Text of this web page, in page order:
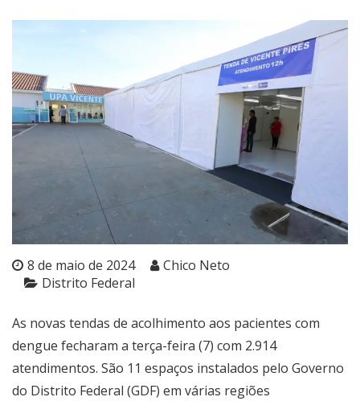
8 de maio de 2024
Chico Neto
Distrito Federal
As novas tendas de acolhimento aos pacientes com
dengue fecharam a terça-feira (7) com 2.914
atendimentos. São 11 espaços instalados pelo Governo
do Distrito Federal (GDF) em várias regiões